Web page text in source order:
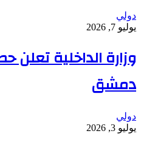
دولي
يوليو 7, 2026
وزارة الداخلية تعلن
دمشق
دولي
يوليو 3, 2026